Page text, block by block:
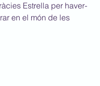
Estrella per haver-
en el món de les